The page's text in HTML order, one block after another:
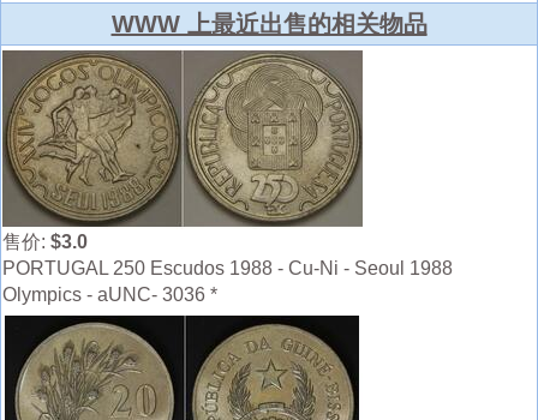
WWW 上最近出售的相关物品
售价: $3.0
PORTUGAL 250 Escudos 1988 - Cu-Ni - Seoul 1988
Olympics - aUNC- 3036 *